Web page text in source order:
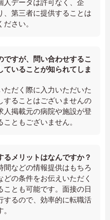
人データは許可なく、企
、第三者に提供することは
さい。
ですが、問い合わせするこ
ていることが知られてしま
ただく際に入力いただいた
することはございませんの
人掲載元の病院や施設が登
ともございません。
るメリットはなんですか？
間などの情報提供はもちろ
の条件をお伝えいただく
ことも可能です。面接の日
するので、効率的に転職活